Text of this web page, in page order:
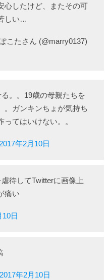
心したけど、またその可
しい…
こたさん (@marry0137)
。。19歳の母親たちを
。ガンキンちょが気持ち
てはいけない。。
2017年2月10日
待してTwitterに画像上
痛い
10日
2017年2月10日